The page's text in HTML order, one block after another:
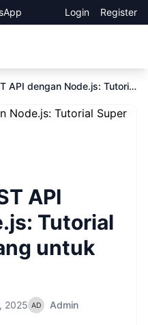
Login Register
Membuat REST API dengan Node.js: Tutorial Super Gampang untuk Pemula!
API
Tutorial
untuk
2025 Admin